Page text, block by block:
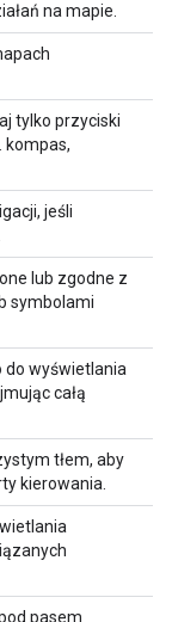
na mapie.
tylko przyciski
kompas,
jeśli
lub zgodne z
symbolami
do wyświetlania
całą
tłem, aby
kierowania.
pasem